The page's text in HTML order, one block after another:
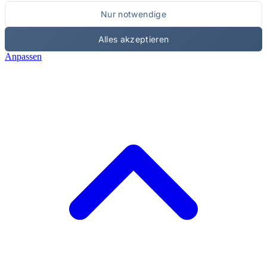
Nur notwendige
Alles akzeptieren
Anpassen